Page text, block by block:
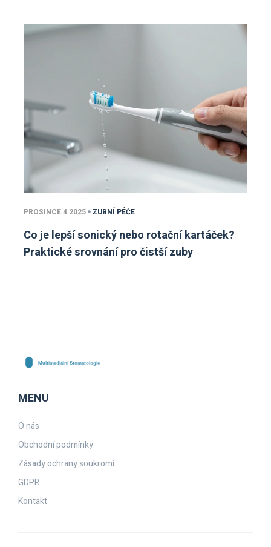
PROSINCE 4 2025 ZUBNÍ PÉČE
Co je lepší sonický nebo rotační kartáček?
Praktické srovnání pro čistší zuby
MENU
O nás
Obchodní podmínky
Zásady ochrany soukromí
GDPR
Kontakt